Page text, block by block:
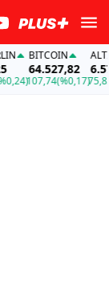
BITCOIN
64.527,82
107,74(%0,17)
ALTIN
75,82